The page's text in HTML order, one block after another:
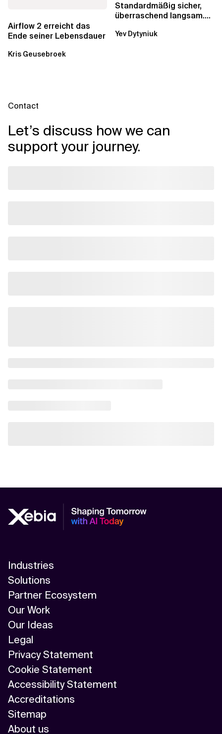
Airflow 2 erreicht das
Ende seiner Lebensdauer
Kris Geusebroek
Standardmäßig sicher,
überraschend langsam.
über die RDS...
Yev Dytyniuk
Contact
Let’s discuss how we can
support your journey.
Industries
Solutions
Partner Ecosystem
Our Work
Our Ideas
Legal
Privacy Statement
Cookie Statement
Accessibility Statement
Accreditations
Sitemap
About us